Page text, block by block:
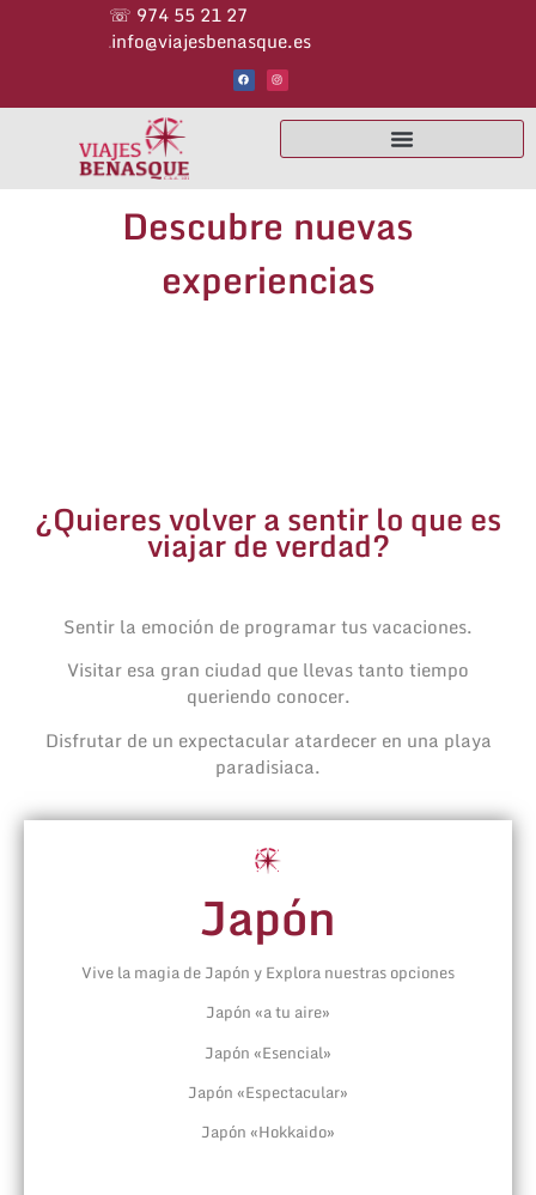
✉ info@viajesbenasque.es
Descubre nuevas
experiencias
¿Quieres volver a sentir lo que es
viajar de verdad?
Sentir la emoción de programar tus vacaciones.
Visitar esa gran ciudad que llevas tanto tiempo
queriendo conocer.
Disfrutar de un expectacular atardecer en una playa
paradisiaca.
Japón
Vive la magia de Japón y Explora nuestras opciones
Japón «a tu aire»
Japón «Esencial»
Japón «Espectacular»
Japón «Hokkaido»